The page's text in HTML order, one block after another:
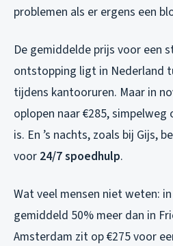
problemen als er ergens een
De gemiddelde prijs voor een
ontstopping ligt in Nederland
tijdens kantooruren. Maar in
oplopen naar €285,
is. En ’s nachts, zoals bij Gijs,
voor 24/7 spoedhulp.
Wat veel mensen niet weten:
gemiddeld 50% meer dan in
Amsterdam zit op €275 voor